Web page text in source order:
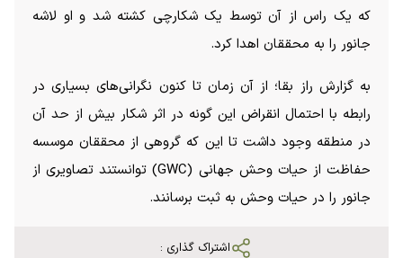
که یک راس از آن توسط یک شکارچی کشته شد و او لاشه
جانور را به محققان اهدا کرد.
به گزارش راز بقا؛ از آن زمان تا کنون نگرانی‌های بسیاری در
رابطه با احتمال انقراض این گونه در اثر شکار بیش از حد آن
در منطقه وجود داشت تا این که گروهی از محققان موسسه
حفاظت از حیات وحش جهانی (GWC) توانستند تصاویری از
جانور را در حیات وحش به ثبت برسانند.
اشتراک گذاری :